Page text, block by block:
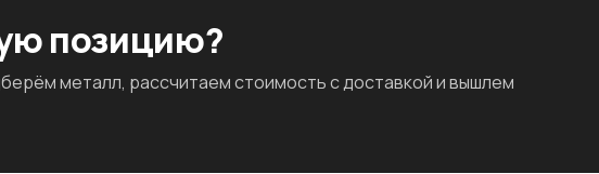
позицию?
металл, рассчитаем стоимость с доставкой и вышлем